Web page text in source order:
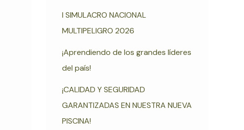
I SIMULACRO NACIONAL
MULTIPELIGRO 2026
¡Aprendiendo de los grandes líderes
del país!
¡CALIDAD Y SEGURIDAD
GARANTIZADAS EN NUESTRA NUEVA
PISCINA!